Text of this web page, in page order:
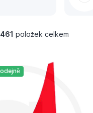
461 položek celkem